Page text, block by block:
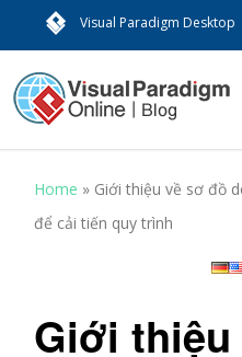
Visual Paradigm Desktop
Home » Giới thiệu về sơ đồ
để cải tiến quy trình
Giới